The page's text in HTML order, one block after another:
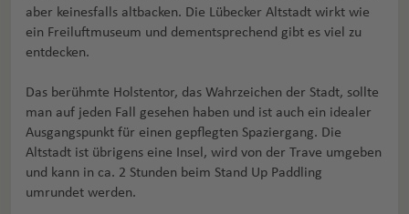
aber keinesfalls altbacken. Die Lübecker Altstadt wirkt wie
ein Freiluftmuseum und dementsprechend gibt es viel zu
entdecken.
Das berühmte Holstentor, das Wahrzeichen der Stadt, sollte
man auf jeden Fall gesehen haben und ist auch ein idealer
Ausgangspunkt für einen gepflegten Spaziergang. Die
Altstadt ist übrigens eine Insel, wird von der Trave umgeben
und kann in ca. 2 Stunden beim Stand Up Paddling
umrundet werden.